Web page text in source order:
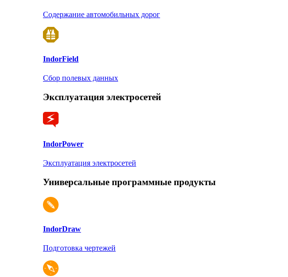
Содержание автомобильных дорог
IndorField
Сбор полевых данных
Эксплуатация электросетей
IndorPower
Эксплуатация электросетей
Универсальные программные продукты
IndorDraw
Подготовка чертежей